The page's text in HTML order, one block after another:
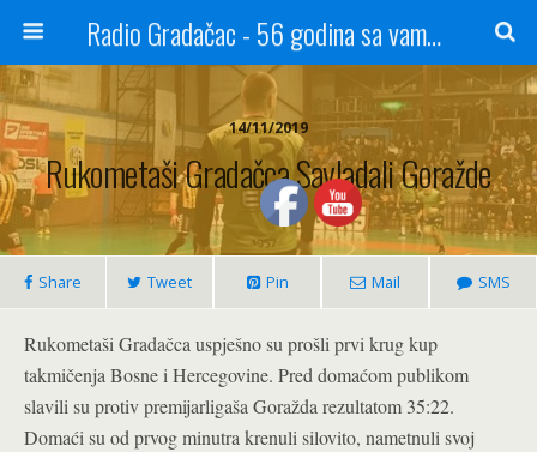
Radio Gradačac - 56 godina sa vama...
14/11/2019
Rukometaši Gradačca Savladali Goražde
Share Tweet Pin Mail SMS
Rukometaši Gradačca uspješno su prošli prvi krug kup
takmičenja Bosne i Hercegovine. Pred domaćom publikom
slavili su protiv premijarligaša Goražda rezultatom 35:22.
Domaći su od prvog minutra krenuli silovito, nametnuli svoj